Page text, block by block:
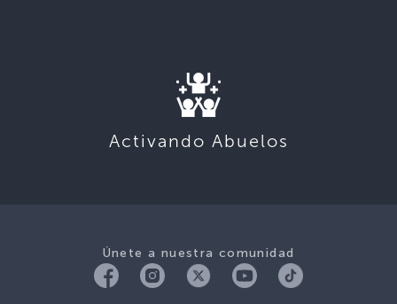
Activando Abuelos
Únete a nuestra comunidad